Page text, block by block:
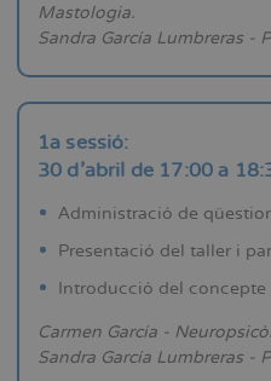
Mastologia.
Sandra García Lumbreras -
1a sessió:
30 d'abril de 17:00 a
Administració de
Presentació del taller i
Introducció del concepte
Carmen García -
Sandra García Lumbreras -